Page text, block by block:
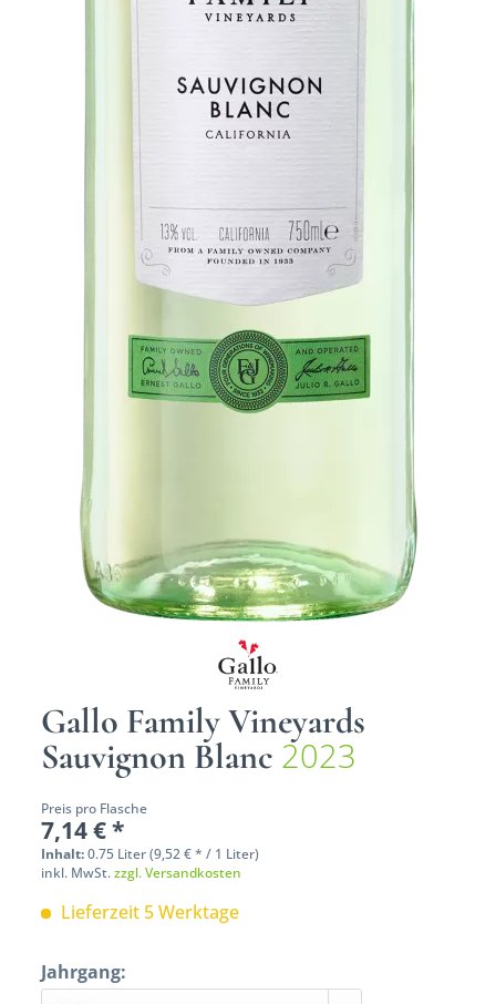
Gallo Family Vineyards
Sauvignon Blanc 2023
Preis pro Flasche
7,14 € *
Inhalt:0.75 Liter (9,52 € * / 1 Liter)
inkl. MwSt.zzgl. Versandkosten
Lieferzeit 5 Werktage
Jahrgang: